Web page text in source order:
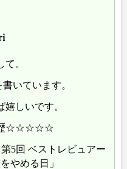
て。
いています。
しいです。
☆☆☆☆☆
5回 ベストレビュアー
やめる日」